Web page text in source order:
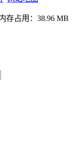
存占用：38.96 MB